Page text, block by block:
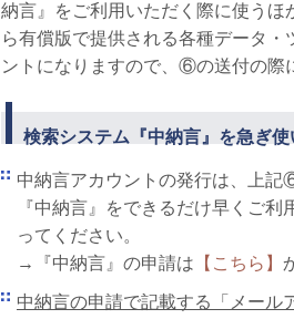
納言』をご利用いただく際に使う
ら有償版で提供される各種データ
ントになりますので、⑥の送付の際
検索システム『中納言』を急ぎ使
中納言アカウントの発行は、上
『中納言』をできるだけ早くご
ってください。
→『中納言』の申請は 【こちら】
中納言の申請で記載する「メール